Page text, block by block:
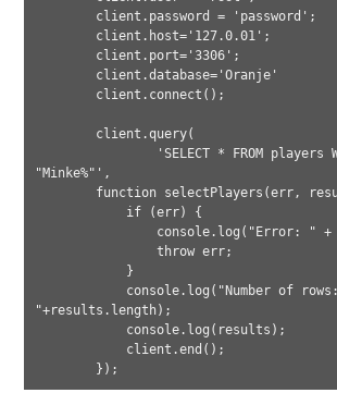
"Minke%"',
                throw err;
"+results.length);